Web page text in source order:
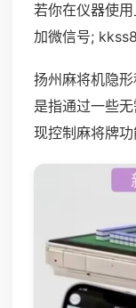
若你在仪器使
加微信号;
扬州麻将机隐
是指通过一些
现控制麻将牌功